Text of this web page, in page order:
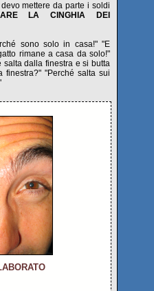
mettere da parte i soldi
LA CINGHIA DEI
sono solo in casa!" "E
rimane a casa da solo!"
salta dalla finestra e si butta
"Perché salta sui